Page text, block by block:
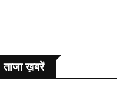
ताजा ख़बरें